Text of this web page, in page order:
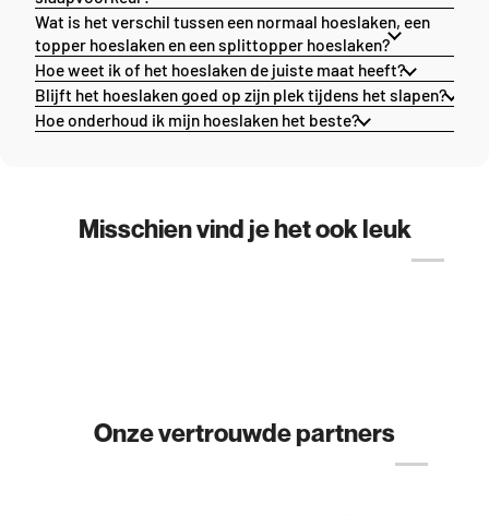
Wat is het verschil tussen een normaal hoeslaken, een
topper hoeslaken en een splittopper hoeslaken?
Hoe weet ik of het hoeslaken de juiste maat heeft?
Blijft het hoeslaken goed op zijn plek tijdens het slapen?
Hoe onderhoud ik mijn hoeslaken het beste?
Misschien vind je het ook leuk
Onze vertrouwde partners